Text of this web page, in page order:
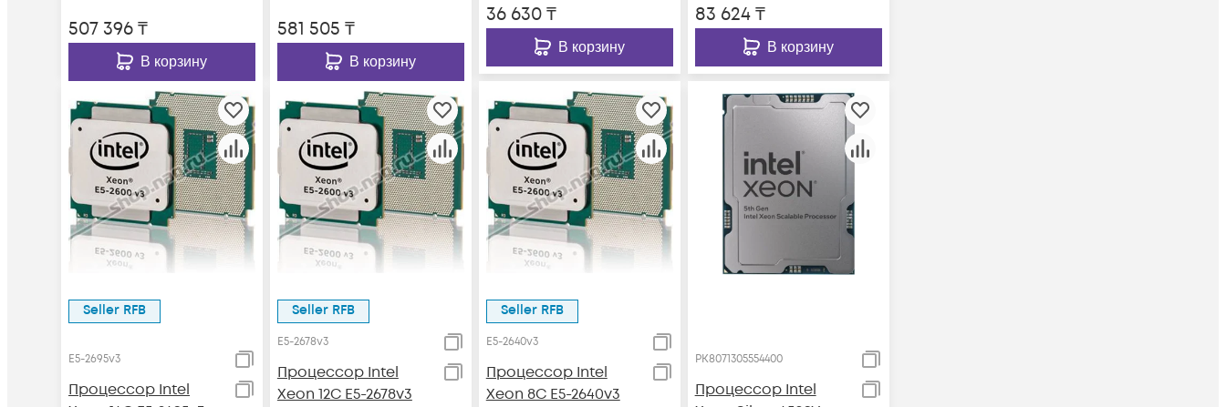
507 396₸
В корзину
581 505 ₸
В корзину
36 630₸
В корзину
83 624₸
В корзину
Seller RFB
E5-2695v3
Процессор Intel
Seller RFB
E5-2678v3
Процессор Intel
Xeon 12C E5-2678v3
Seller RFB
E5-2640v3
Процессор Intel
Xeon 8C E5-2640v3
PK8071305554400
Процессор Intel